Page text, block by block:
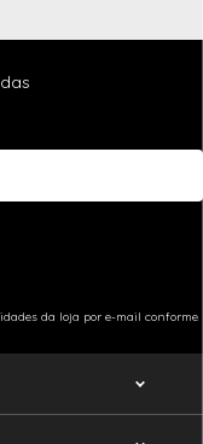
da loja por e-mail conforme